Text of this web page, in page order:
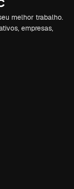
melhor trabalho.
empresas,